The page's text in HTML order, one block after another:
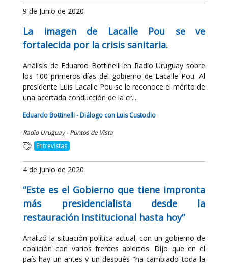
9 de Junio de 2020
La imagen de Lacalle Pou se ve
fortalecida por la crisis sanitaria.
Análisis de Eduardo Bottinelli en Radio Uruguay sobre
los 100 primeros días del gobierno de Lacalle Pou. Al
presidente Luis Lacalle Pou se le reconoce el mérito de
una acertada conducción de la cr...
Eduardo Bottinelli - Diálogo con Luis Custodio
Radio Uruguay - Puntos de Vista
Entrevistas
4 de Junio de 2020
“Este es el Gobierno que tiene impronta
más presidencialista desde la
restauración Institucional hasta hoy”
Analizó la situación política actual, con un gobierno de
coalición con varios frentes abiertos. Dijo que en el
país hay un antes y un después "ha cambiado toda la